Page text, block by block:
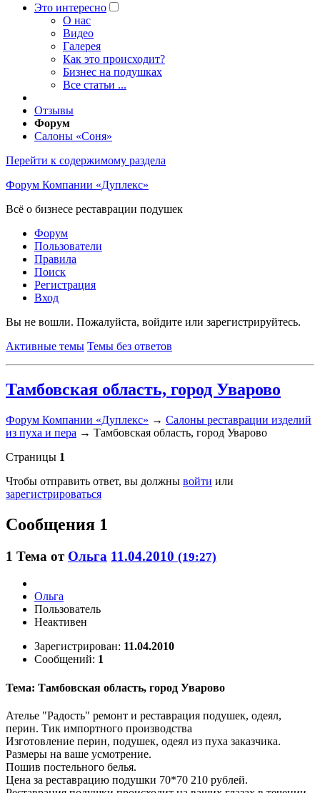
Это интересно
O нас
Видео
Галерея
Как это происходит?
Бизнес на подушках
Все статьи ...
Отзывы
Форум
Салоны «Соня»
Перейти к содержимому раздела
Форум Компании «Дуплекс»
Всё о бизнесе реставрации подушек
Форум
Пользователи
Правила
Поиск
Регистрация
Вход
Вы не вошли. Пожалуйста, войдите или зарегистрируйтесь.
Активные темы Темы без ответов
Тамбовская область, город Уварово
Форум Компании «Дуплекс» → Салоны реставрации изделий
из пуха и пера → Тамбовская область, город Уварово
Страницы 1
Чтобы отправить ответ, вы должны войти или
зарегистрироваться
Сообщения 1
1 Тема от Ольга 11.04.2010 (19:27)
Ольга
Пользователь
Неактивен
Зарегистрирован: 11.04.2010
Сообщений: 1
Тема: Тамбовская область, город Уварово
Ателье "Радость" ремонт и реставрация подушек, одеял,
перин. Тик импортного производства
Изготовление перин, подушек, одеял из пуха заказчика.
Размеры на ваше усмотрение.
Пошив постельного белья.
Цена за реставрацию подушки 70*70 210 рублей.